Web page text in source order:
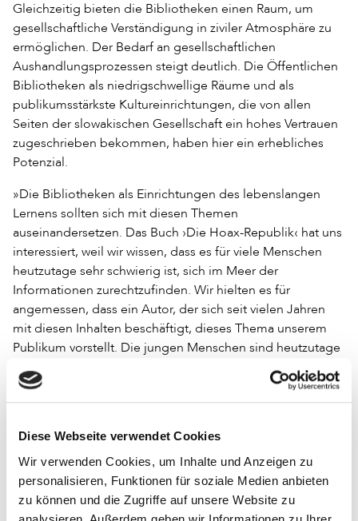
Diese Webseite verwendet Cookies
Wir verwenden Cookies, um Inhalte und Anzeigen zu
personalisieren, Funktionen für soziale Medien anbieten
zu können und die Zugriffe auf unsere Website zu
Gleichzeitig bieten die Bibliotheken einen Raum, um
gesellschaftliche Verständigung in ziviler Atmosphäre zu
ermöglichen. Der Bedarf an gesellschaftlichen
Aushandlungsprozessen steigt deutlich. Die Öffentlichen
Bibliotheken als niedrigschwellige Räume und als
publikumsstärkste Kultureinrichtungen, die von allen
Seiten der slowakischen Gesellschaft ein hohes Vertrauen
zugeschrieben bekommen, haben hier ein erhebliches
Potenzial.
»Die Bibliotheken als Einrichtungen des lebenslangen
Lernens sollten sich mit diesen Themen
auseinandersetzen. Das Buch ›Die Hoax-Republik‹ hat uns
interessiert, weil wir wissen, dass es für viele Menschen
heutzutage sehr schwierig ist, sich im Meer der
Informationen zurechtzufinden. Wir hielten es für
angemessen, dass ein Autor, der sich seit vielen Jahren
mit diesen Inhalten beschäftigt, dieses Thema unserem
Publikum vorstellt. Die jungen Menschen sind heutzutage
sehr verletzlich«, erklärte Jana Dolanská, die mutige und
engagierte Direktorin der Bibliothek in Levoča.
Bibliotheken« unter dem Motto des Kampfes gegen Fake
News: »Wir wollen die Bibliotheken als einen Ort
präsentieren, an dem qualitativ hochwertige
Informationen garantiert sind. Infolge der Pandemie gibt
es viele Websites und Portale, auf denen ungeprüfte